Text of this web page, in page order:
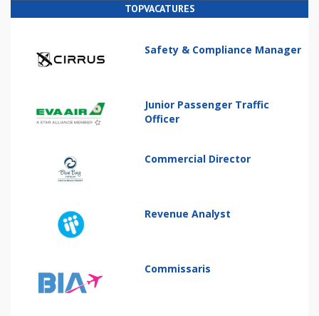
TOPVACATURES
Safety & Compliance Manager
Junior Passenger Traffic
Officer
Commercial Director
Revenue Analyst
Commissaris